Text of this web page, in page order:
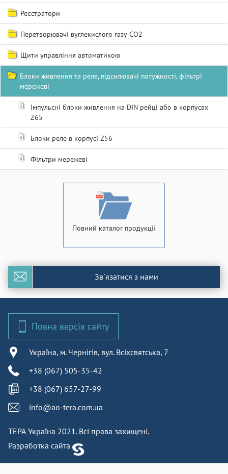
Реєстратори
Перетворювачі вуглекислого газу СО2
Щити управління автоматикою
Блоки живлення та реле, підсилювачі потужності, фільтрі
мережеві
Імпульсні блоки живлення на DIN рейці або в корпусах
Z65
Блоки реле в корпусі Z56
Фільтри мережеві
Повний каталог продукції
Зв`язатися з нами
Повна версія сайту
Україна, м. Чернігів, вул. Всіхсвятська, 7
+38 (067) 505-35-42
+38 (067) 657-27-99
info@ao-tera.com.ua
ТЕРА Україна 2021. Всі права захищені.
Разработка сайта